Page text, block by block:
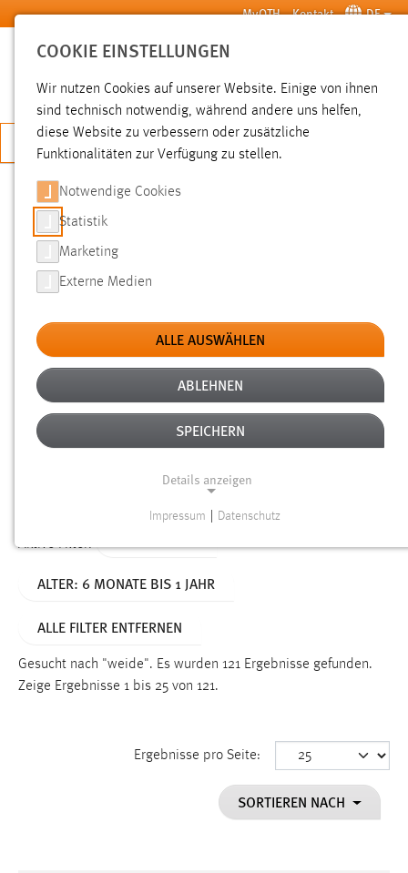
Zum Hauptinhalt springen MyOTH Kontakt DE
SUCHE
JETZT BEWERBEN
SUCHE
FILTER
Typ
Erstellungsdatum
Alter
Aktive Filter:
ALTER: 6 MONATE BIS 1 JAHR
ALLE FILTER ENTFERNEN
Gesucht nach "weide". Es wurden 121 Ergebnisse gefunden.
Zeige Ergebnisse 1 bis 25 von 121.
Ergebnisse pro Seite:
SORTIEREN NACH
COOKIE EINSTELLUNGEN
Wir nutzen Cookies auf unserer Website. Einige von ihnen
sind technisch notwendig, während andere uns helfen,
diese Website zu verbessern oder zusätzliche
Funktionalitäten zur Verfügung zu stellen.
Notwendige Cookies
Statistik
Marketing
Externe Medien
ALLE AUSWÄHLEN
ABLEHNEN
SPEICHERN
Details anzeigen
Funktionen und sind für die einwandfreie Funktion der
Name:
Dieser Cookie speichert die ausgewählten Einverständnis-
Impressum Datenschutz